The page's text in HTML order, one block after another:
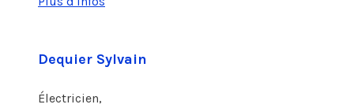
Dequier Sylvain
Électricien,